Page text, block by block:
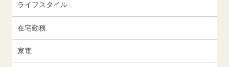
ライフスタイル
在宅勤務
家電